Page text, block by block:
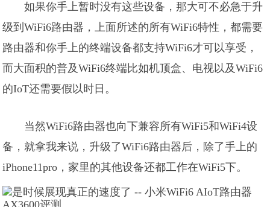
如果你手上暂时没有这些设备，那大可不必急于升
级到WiFi6路由器，上面所述的所有WiFi6特性，都需要
路由器和你手上的终端设备都支持WiFi6才可以享受，
而大面积的普及WiFi6终端比如机顶盒、电视以及WiFi6
的IoT还需要假以时日。
当然WiFi6路由器也向下兼容所有WiFi5和WiFi4设
备，就拿我来说，升级了WiFi6路由器后，除了手上的
iPhone11pro，家里的其他设备还都工作在WiFi5下。